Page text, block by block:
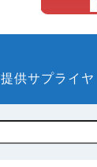
供サプライヤ